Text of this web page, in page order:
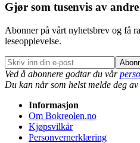
Gjør som tusenvis av
Abonner på vårt nyhetsbrev og få
leseopplevelse.
Ved å abonnere godtar du vår
Du kan når som helst melde deg av
Informasjon
Om Bokreolen.no
Kjøpsvilkår
Personvernerklæring